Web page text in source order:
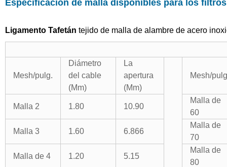
Especificación de malla disponibles para los
Ligamento Tafetán tejido de malla de alambre de acero
Mesh/pulg.
Diámetro
del cable
(Mm)
La
apertura
(Mm)
Mesh/
Malla 2 1.80 10.90
Malla de
60
Malla 3 1.60 6.866
Malla de
70
Malla de 4 1.20 5.15
Malla de
80